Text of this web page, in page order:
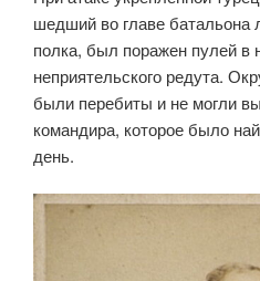
шедший во главе батальона
полка, был поражен пулей в
неприятельского редута.
были перебиты и не могли
командира, которое было
день.